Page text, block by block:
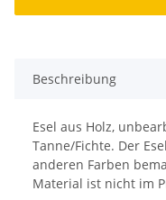
Beschreibung
Esel aus Holz,
Tanne/Fichte. Der
anderen Farben
Material ist nicht im